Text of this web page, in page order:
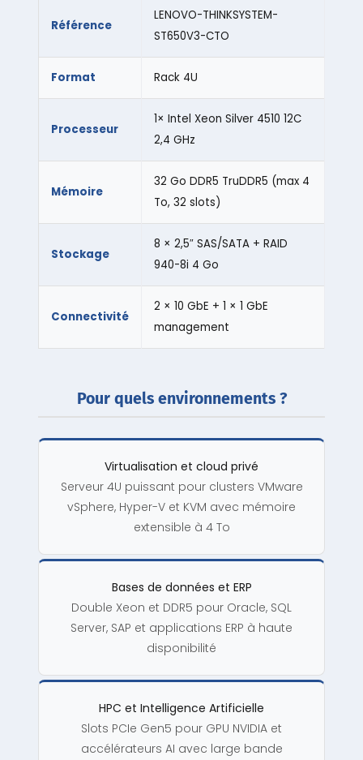
Référence
LENOVO-THINKSYSTEM-
ST650V3-CTO
Format Rack 4U
Processeur
1× Intel Xeon Silver 4510 12C
2,4 GHz
Mémoire
32 Go DDR5 TruDDR5 (max 4
To, 32 slots)
Stockage
8 × 2,5″ SAS/SATA + RAID
940-8i 4 Go
Connectivité
2 × 10 GbE + 1 × 1 GbE
management
Pour quels environnements ?
Virtualisation et cloud privé
Serveur 4U puissant pour clusters VMware
vSphere, Hyper-V et KVM avec mémoire
extensible à 4 To
Bases de données et ERP
Double Xeon et DDR5 pour Oracle, SQL
Server, SAP et applications ERP à haute
disponibilité
HPC et Intelligence Artificielle
Slots PCIe Gen5 pour GPU NVIDIA et
accélérateurs AI avec large bande